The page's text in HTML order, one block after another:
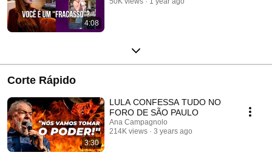
4:08
Corte Rápido
3:30
LULA CONFESSA TUDO NO
FORO DE SÃO PAULO
Ana Campagnolo
214K views
3 years ago